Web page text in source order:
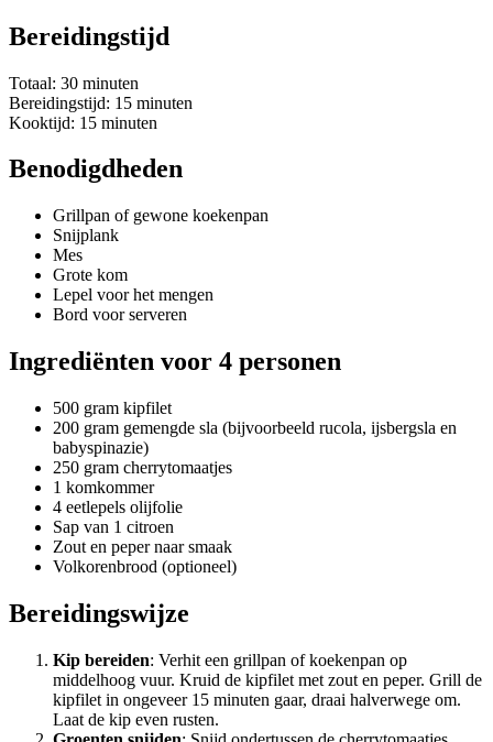
Bereidingstijd
Totaal: 30 minuten
Bereidingstijd: 15 minuten
Kooktijd: 15 minuten
Benodigdheden
Grillpan of gewone koekenpan
Snijplank
Mes
Grote kom
Lepel voor het mengen
Bord voor serveren
Ingrediënten voor 4 personen
500 gram kipfilet
200 gram gemengde sla (bijvoorbeeld rucola, ijsbergsla en
babyspinazie)
250 gram cherrytomaatjes
1 komkommer
4 eetlepels olijfolie
Sap van 1 citroen
Zout en peper naar smaak
Volkorenbrood (optioneel)
Bereidingswijze
Kip bereiden: Verhit een grillpan of koekenpan op
middelhoog vuur. Kruid de kipfilet met zout en peper. Grill de
kipfilet in ongeveer 15 minuten gaar, draai halverwege om.
Laat de kip even rusten.